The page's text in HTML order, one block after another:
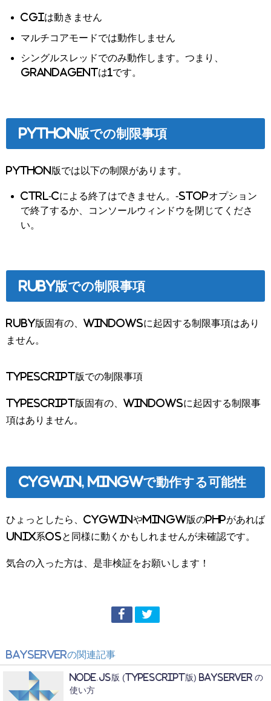
CGIは動きません
マルチコアモードでは動作しません
シングルスレッドでのみ動作します。つまり、
GrandAgentは1です。
Python版での制限事項
Python版では以下の制限があります。
Ctrl-Cによる終了はできません。-stopオプション
で終了するか、コンソールウィンドウを閉じてくださ
い。
Ruby版での制限事項
Ruby版固有の、Windowsに起因する制限事項はあり
ません。
TypeScript版での制限事項
TypeScript版固有の、Windowsに起因する制限事
項はありません。
Cygwin, MinGWで動作する可能性
ひょっとしたら、CygwinやMinGW版のPHPがあれば
Unix系OSと同様に動くかもしれませんが未確認です。
気合の入った方は、是非検証をお願いします！
BayServerの関連記事
Node.js版 (TypeScript版) BayServer の
使い方